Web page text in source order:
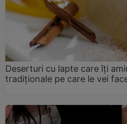
Deserturi cu lapte care îți
tradiționale pe care le vei